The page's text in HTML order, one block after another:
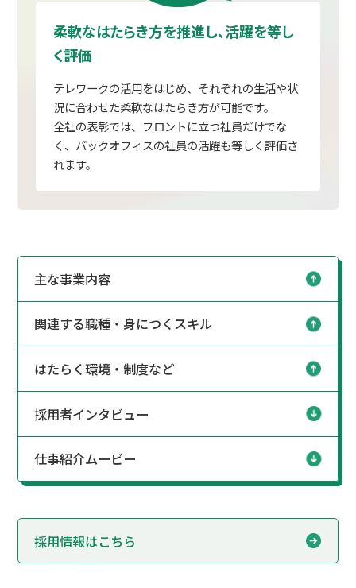
柔軟なはたらき方を推進し、活躍を等し
く評価
テレワークの活用をはじめ、それぞれの生活や状
況に合わせた柔軟なはたらき方が可能です。
全社の表彰では、フロントに立つ社員だけでな
く、バックオフィスの社員の活躍も等しく評価さ
れます。
主な事業内容
関連する職種・身につくスキル
はたらく環境・制度など
採用者インタビュー
仕事紹介ムービー
採用情報はこちら